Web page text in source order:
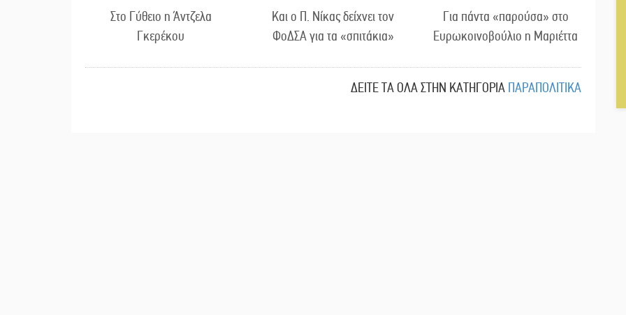
Στο Γύθειο η Άντζελα
Γκερέκου
Και ο Π. Νίκας δείχνει τον
ΦοΔΣΑ για τα «σπιτάκια»
Για πάντα «παρούσα» στο
Ευρωκοινοβούλιο η Μαριέττα
ΔΕΙΤΕ ΤΑ ΟΛΑ ΣΤΗΝ ΚΑΤΗΓΟΡΙΑ ΠΑΡΑΠΟΛΙΤΙΚΑ